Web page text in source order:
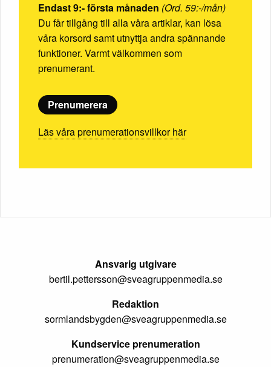
Endast 9:- första månaden (Ord. 59:-/mån)
Du får tillgång till alla våra artiklar, kan lösa
våra korsord samt utnyttja andra spännande
funktioner. Varmt välkommen som
prenumerant.
Prenumerera
Läs våra prenumerationsvillkor här
Ansvarig utgivare
bertil.pettersson@sveagruppenmedia.se
Redaktion
sormlandsbygden@sveagruppenmedia.se
Kundservice prenumeration
prenumeration@sveagruppenmedia.se